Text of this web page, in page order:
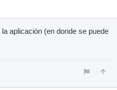
aplicación (en donde se puede